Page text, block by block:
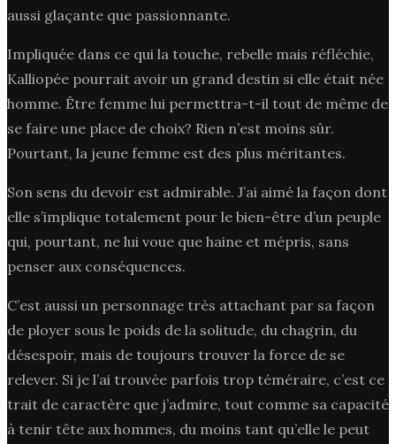
aussi glaçante que passionnante.
Impliquée dans ce qui la touche, rebelle mais réfléchie,
Kalliopée pourrait avoir un grand destin si elle était née
homme. Être femme lui permettra-t-il tout de même de
se faire une place de choix? Rien n’est moins sûr.
Pourtant, la jeune femme est des plus méritantes.
Son sens du devoir est admirable. J’ai aimé la façon dont
elle s’implique totalement pour le bien-être d’un peuple
qui, pourtant, ne lui voue que haine et mépris, sans
penser aux conséquences.
C’est aussi un personnage très attachant par sa façon
de ployer sous le poids de la solitude, du chagrin, du
désespoir, mais de toujours trouver la force de se
relever. Si je l’ai trouvée parfois trop téméraire, c’est ce
trait de caractère que j’admire, tout comme sa capacité
à tenir tête aux hommes, du moins tant qu’elle le peut